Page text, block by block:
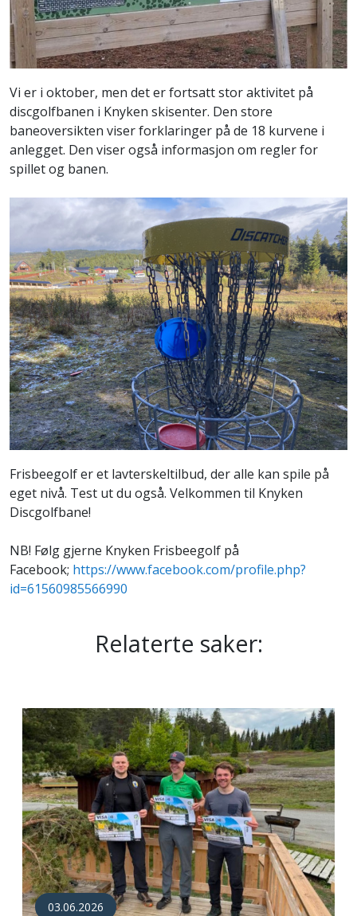
Vi er i oktober, men det er fortsatt stor aktivitet på
discgolfbanen i Knyken skisenter. Den store
baneoversikten viser forklaringer på de 18 kurvene i
anlegget. Den viser også informasjon om regler for
spillet og banen.
Frisbeegolf er et lavterskeltilbud, der alle kan spile på
eget nivå. Test ut du også. Velkommen til Knyken
Discgolfbane!
NB! Følg gjerne Knyken Frisbeegolf på
Facebook; https://www.facebook.com/profile.php?
id=61560985566990
Relaterte saker:
03.06.2026